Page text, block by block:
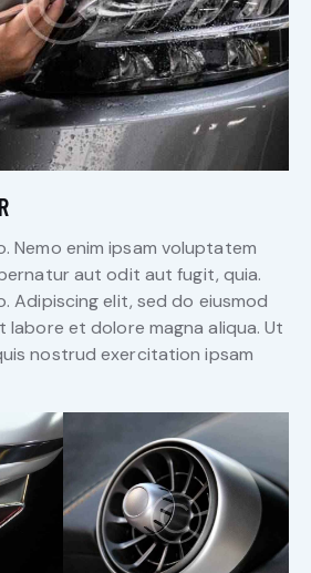
Nemo enim ipsam voluptatem
aut odit aut fugit, quia.
Adipiscing elit, sed do eiusmod
et dolore magna aliqua. Ut
nostrud exercitation ipsam